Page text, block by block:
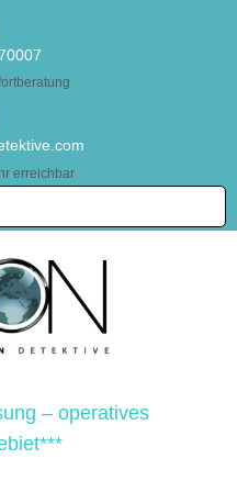
erreichbar
– operatives